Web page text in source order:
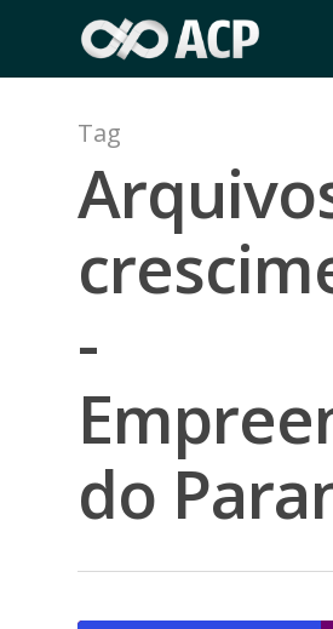
main
Tag
-
do